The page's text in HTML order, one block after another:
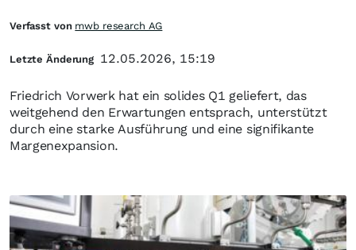
Friedrich Vorwerk hat ein solides Q1 geliefert, das
weitgehend den Erwartungen entsprach, unterstützt
durch eine starke Ausführung und eine signifikante
Margenexpansion.
Verfasst von mwb research AG
Letzte Änderung 12.05.2026, 15:19